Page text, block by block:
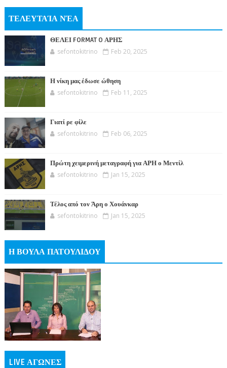
ΤΕΛΕΥΤΑΊΑ ΝΈΑ
ΘΕΛΕΙ FORMAT O ΑΡΗΣ
sefontokitrino Feb 20, 2025
Η νίκη μας έδωσε ώθηση
sefontokitrino Feb 11, 2025
Γιατί ρε φίλε
sefontokitrino Feb 06, 2025
Πρώτη χειμερινή μεταγραφή για ΑΡΗ ο Μεντίλ
sefontokitrino Jan 15, 2025
Τέλος από τον Άρη ο Χουάνκαρ
sefontokitrino Jan 15, 2025
Η ΒΟΥΛΑ ΠΑΤΟΥΛΙΔΟΥ
LIVE ΑΓΩΝΕΣ